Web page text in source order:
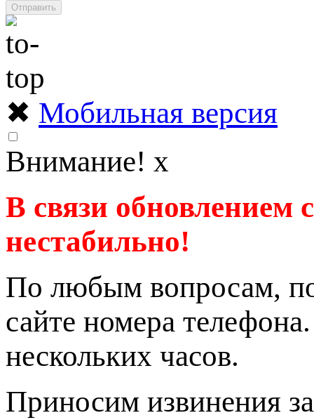
Отправить
✖ Мобильная версия
Внимание! x
В связи обновлением
нестабильно!
По любым вопросам,
сайте номера
нескольких часов.
Приносим извинения